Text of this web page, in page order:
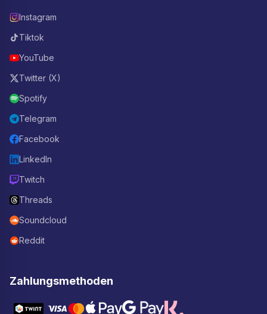
Instagram
Tiktok
YouTube
Twitter (X)
Spotify
Telegram
Facebook
LinkedIn
Twitch
Threads
Soundcloud
Reddit
Zahlungsmethoden